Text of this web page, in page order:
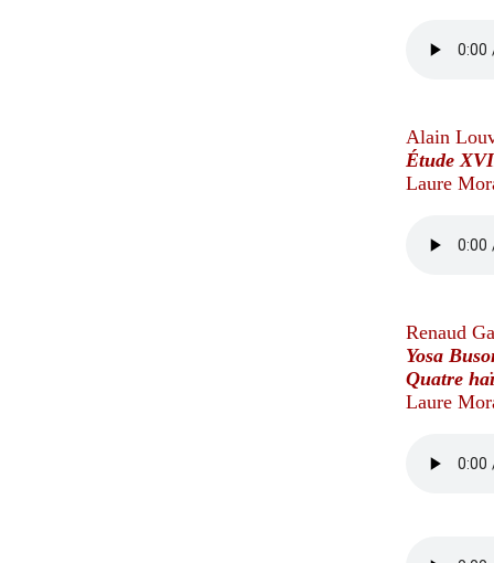
Alain
Étude
Laure
Renaud
Yosa
Quatre
Laure